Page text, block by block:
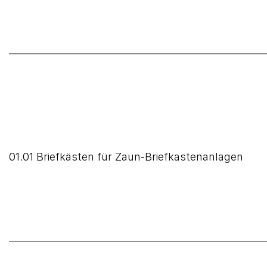
01.01 Briefkästen für Zaun-Briefkastenanlagen